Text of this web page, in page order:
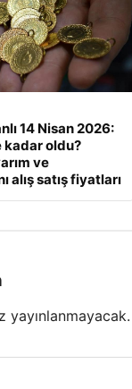
14 Nisan 2026:
kadar oldu?
ve
alış satış fiyatları
yayınlanmayacak.